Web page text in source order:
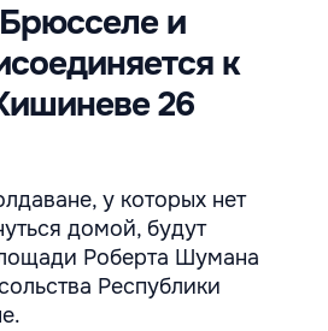
и
к
26
у которых нет
домой, будут
Роберта Шумана
Республики